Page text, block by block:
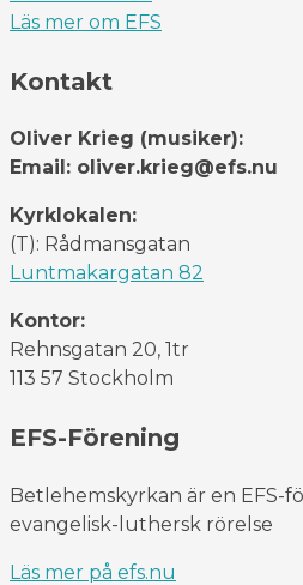
Läs mer om EFS
Kontakt
Oliver Krieg (musiker):
Email: oliver.krieg@efs.nu
Kyrklokalen:
(T): Rådmansgatan
Luntmakargatan 82
Kontor:
Rehnsgatan 20, 1tr
113 57 Stockholm
EFS-Förening
Betlehemskyrkan är en EFS-
evangelisk-luthersk rörelse
Läs mer på efs.nu